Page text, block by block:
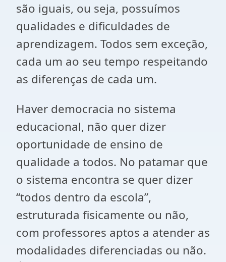
são iguais, ou seja, possuímos
qualidades e dificuldades de
aprendizagem. Todos sem exceção,
cada um ao seu tempo respeitando
as diferenças de cada um.
Haver democracia no sistema
educacional, não quer dizer
oportunidade de ensino de
qualidade a todos. No patamar que
o sistema encontra se quer dizer
“todos dentro da escola”,
estruturada fisicamente ou não,
com professores aptos a atender as
modalidades diferenciadas ou não.